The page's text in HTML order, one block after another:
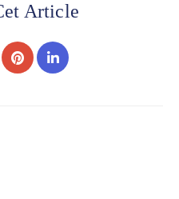
Article